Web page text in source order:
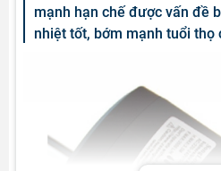
mạnh hạn chế được vấn đề
nhiệt tốt, bớm mạnh tuổi thọ